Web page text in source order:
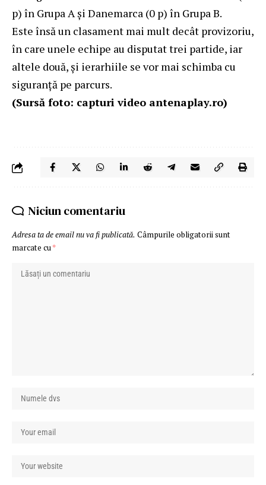
p) în Grupa A și Danemarca (0 p) în Grupa B.
Este însă un clasament mai mult decât provizoriu,
în care unele echipe au disputat trei partide, iar
altele două, și ierarhiile se vor mai schimba cu
siguranță pe parcurs.
(Sursă foto: capturi video antenaplay.ro)
Niciun comentariu
Adresa ta de email nu va fi publicată. Câmpurile obligatorii sunt
marcate cu*